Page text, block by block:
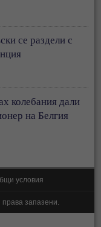
се раздели с
колебания дали
на Белгия
условия
права запазени.